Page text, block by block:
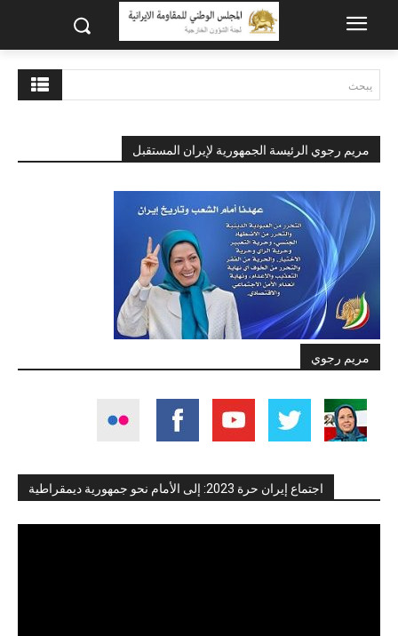
يبحث
مريم رجوي الرئيسة الجمهورية لإيران المستقبل
مريم رجوي
اجتماع إيران حرة 2023: إلى الأمام نحو جمهورية ديمقراطية